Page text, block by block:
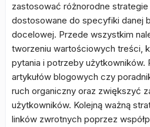
zastosować różnorodne strategie
dostosowane do specyfiki danej
docelowej. Przede wszystkim
tworzeniu wartościowych treści,
pytania i potrzeby użytkowników.
artykułów blogowych czy
ruch organiczny oraz zwiększyć
użytkowników. Kolejną ważną
linków zwrotnych poprzez